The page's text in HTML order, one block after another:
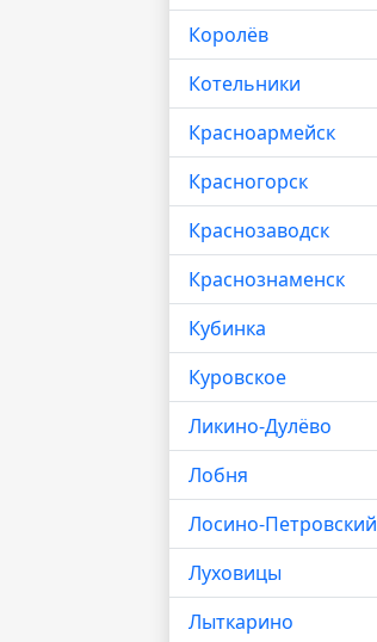
Королёв
Котельники
Красноармейск
Красногорск
Краснозаводск
Краснознаменск
Кубинка
Куровское
Ликино-Дулёво
Лобня
Лосино-Петровский
Луховицы
Лыткарино